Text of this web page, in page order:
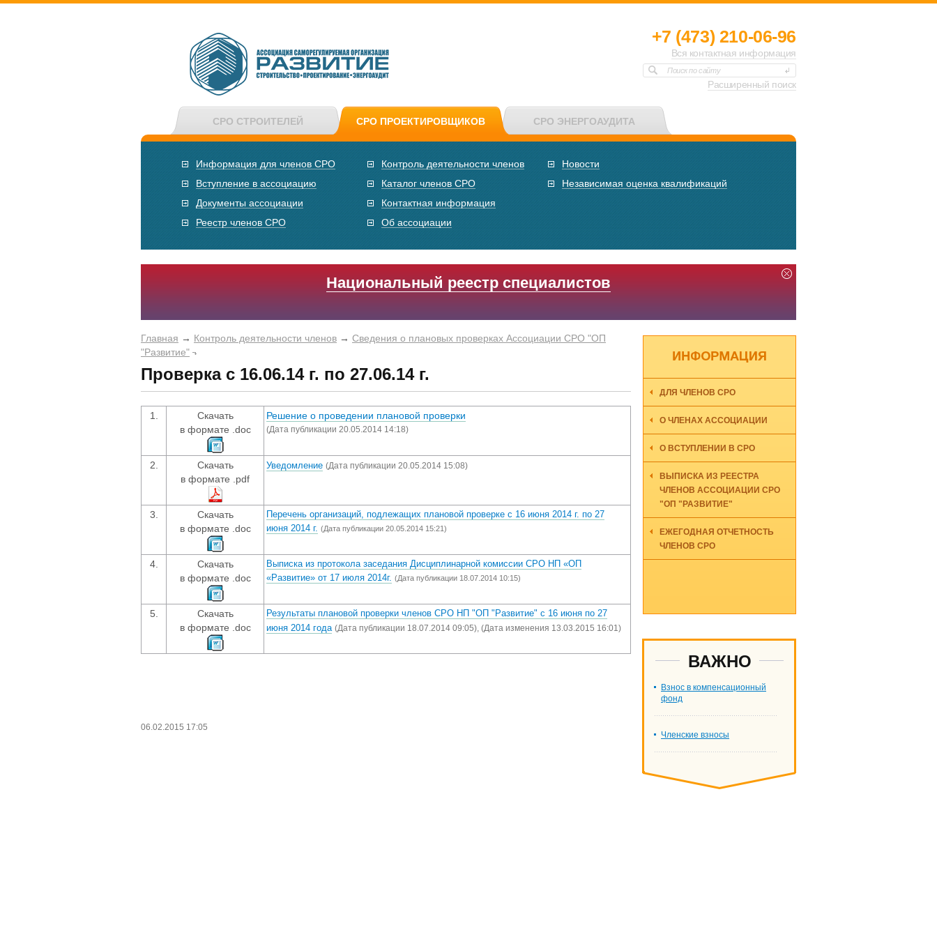
+7 (473) 210-06-96
Вся контактная информация
Поиск по сайту
Расширенный поиск
СРО СТРОИТЕЛЕЙ СРО ПРОЕКТИРОВЩИКОВ СРО ЭНЕРГОАУДИТА
Информация для членов СРО
Вступление в ассоциацию
Документы ассоциации
Реестр членов СРО
Контроль деятельности членов
Каталог членов СРО
Контактная информация
Об ассоциации
Новости
Независимая оценка квалификаций
Национальный реестр специалистов
ДЛЯ ЧЛЕНОВ СРО
О ЧЛЕНАХ АССОЦИАЦИИ
О ВСТУПЛЕНИИ В СРО
ВЫПИСКА ИЗ РЕЕСТРА
ЧЛЕНОВ АССОЦИАЦИИ СРО
"ОП "РАЗВИТИЕ"
ЕЖЕГОДНАЯ ОТЧЕТНОСТЬ
ЧЛЕНОВ СРО
ВАЖНО
Взнос в компенсационный
фонд
Членские взносы
Главная → Контроль деятельности членов → Сведения о плановых проверках Ассоциации СРО "ОП
"Развитие"
Проверка с 16.06.14 г. по 27.06.14 г.
1.
Скачать
в формате .doc
Решение о проведении плановой проверки
(Дата публикации 20.05.2014 14:18)
2.
Скачать
в формате .pdf
Уведомление (Дата публикации 20.05.2014 15:08)
3.
Скачать
в формате .doc
Перечень организаций, подлежащих плановой проверке с 16 июня 2014 г. по 27
июня 2014 г. (Дата публикации 20.05.2014 15:21)
4.
Скачать
в формате .doc
Выписка из протокола заседания Дисциплинарной комиссии СРО НП «ОП
«Развитие» от 17 июля 2014г. (Дата публикации 18.07.2014 10:15)
5.
Скачать
в формате .doc
Результаты плановой проверки членов СРО НП "ОП "Развитие" с 16 июня по 27
июня 2014 года (Дата публикации 18.07.2014 09:05), (Дата изменения 13.03.2015 16:01)
06.02.2015 17:05